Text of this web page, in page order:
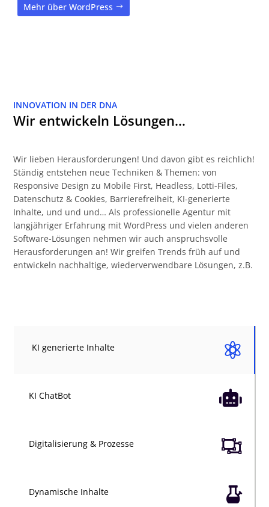
Mehr über WordPress
INNOVATION IN DER DNA
Wir entwickeln Lösungen…
Wir lieben Herausforderungen! Und davon gibt es reichlich!
Ständig entstehen neue Techniken & Themen: von
Responsive Design zu Mobile First, Headless, Lotti-Files,
Datenschutz & Cookies, Barrierefreiheit, KI-generierte
Inhalte, und und und… Als professionelle Agentur mit
langjähriger Erfahrung mit WordPress und vielen anderen
Software-Lösungen nehmen wir auch anspruchsvolle
Herausforderungen an! Wir greifen Trends früh auf und
entwickeln nachhaltige, wiederverwendbare Lösungen, z.B.

KI generierte Inhalte

KI ChatBot

Digitalisierung & Prozesse

Dynamische Inhalte